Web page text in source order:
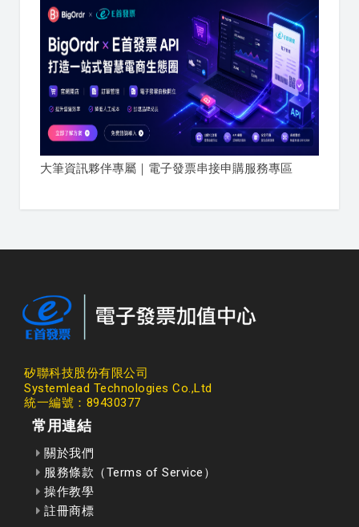
大筆資訊夥伴專屬｜電子發票串接申購服務專區
矽聯科技股份有限公司
Systemlead Technologies Co.,Ltd
統一編號：89430377
常用連結
關於我們
服務條款（Terms of Service）
操作教學
註冊商標